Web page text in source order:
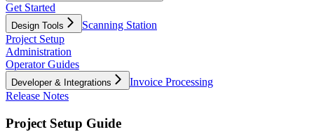
Get Started
Design Tools
Scanning Station
Project Setup
Administration
Operator Guides
Developer & Integrations
Invoice Processing
Release Notes
Project Setup Guide